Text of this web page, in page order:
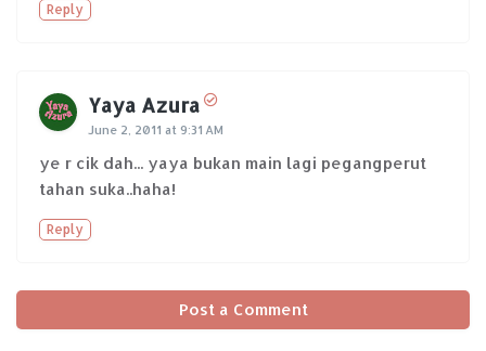
Reply
Yaya Azura
June 2, 2011 at 9:31 AM
ye r cik dah... yaya bukan main lagi pegangperut
tahan suka..haha!
Reply
Post a Comment